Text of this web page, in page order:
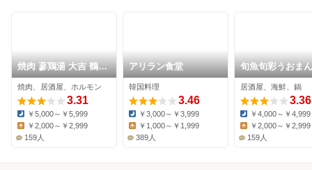
焼肉 蔘鶏湯 大吉 鶴橋
店
焼肉、居酒屋、ホルモン
3.31
Dinner:
￥5,000～￥5,999
￥2,000～￥2,999
159人
アリラン食堂
韓国料理
3.46
Dinner:
￥3,000～￥3,999
￥1,000～￥1,999
389人
旬魚旬彩うおま
本町YUFURA店
居酒屋、海鮮、鍋
3.36
Dinner:
￥4,000～￥4,999
￥2,000～￥2,999
159人